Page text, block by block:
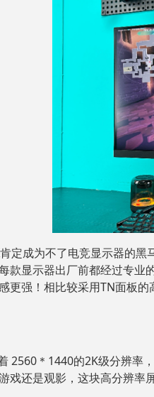
定成为不了电竞显示器的
款显示器出厂前都经过专
更强！相比较采用TN面板
2560＊1440的2K级分辨
还是观影，这块高分辨率